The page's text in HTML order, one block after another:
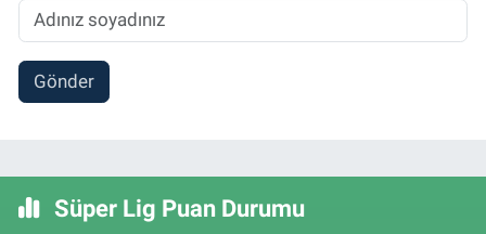
Gönder
Süper Lig Puan Durumu